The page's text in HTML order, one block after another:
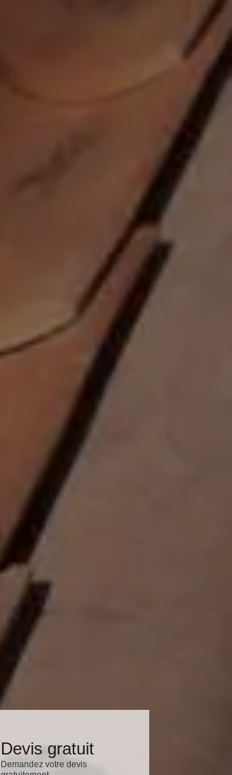
Devis gratuit
Demandez votre devis